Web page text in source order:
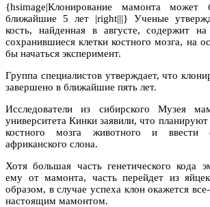
{hsimage|Клонирование мамонта
ближайшие 5 лет |right|||} Ученые
кость, найденная в августе, содержит
сохранившиеся клетки костного мозга, на
бы начаться эксперимент.
Группа специалистов утверждает, что
завершено в ближайшие пять лет.
Исследователи из сибирского Музея
университета Кинки заявили, что планируют
костного мозга животного и ввести
африканского слона.
Хотя большая часть генетического кода
ему от мамонта, часть перейдет из
образом, в случае успеха клон окажется
настоящим мамонтом.